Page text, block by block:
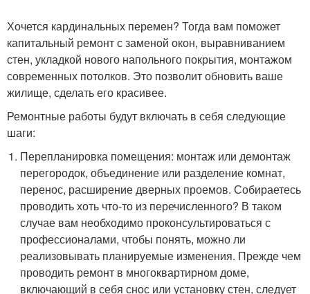
Хочется кардинальных перемен? Тогда вам поможет
капитальный ремонт с заменой окон, выравниванием
стен, укладкой нового напольного покрытия, монтажом
современных потолков. Это позволит обновить ваше
жилище, сделать его красивее.
Ремонтные работы будут включать в себя следующие
шаги:
Перепланировка помещения: монтаж или демонтаж
перегородок, объединение или разделение комнат,
перенос, расширение дверных проемов. Собираетесь
проводить хоть что-то из перечисленного? В таком
случае вам необходимо проконсультироваться с
профессионалами, чтобы понять, можно ли
реализовывать планируемые изменения. Прежде чем
проводить ремонт в многоквартирном доме,
включающий в себя снос или установку стен, следует